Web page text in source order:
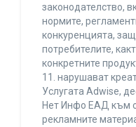
законодателство,
нормите,
конкуренцията,
потребителите,
конкретните
11. нарушават
Услугата Adwise,
Нет Инфо ЕАД към
рекламните